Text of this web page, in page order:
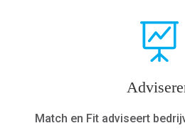
Match en Fit adviseert